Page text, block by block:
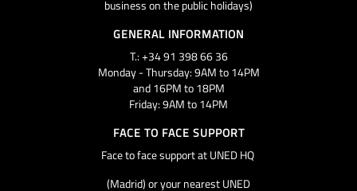
business on the public holidays)
GENERAL INFORMATION
T.: +34 91 398 66 36
Monday - Thursday: 9AM to 14PM
and 16PM to 18PM
Friday: 9AM to 14PM
FACE TO FACE SUPPORT
Face to face support at UNED HQ
(Madrid) or your nearest UNED